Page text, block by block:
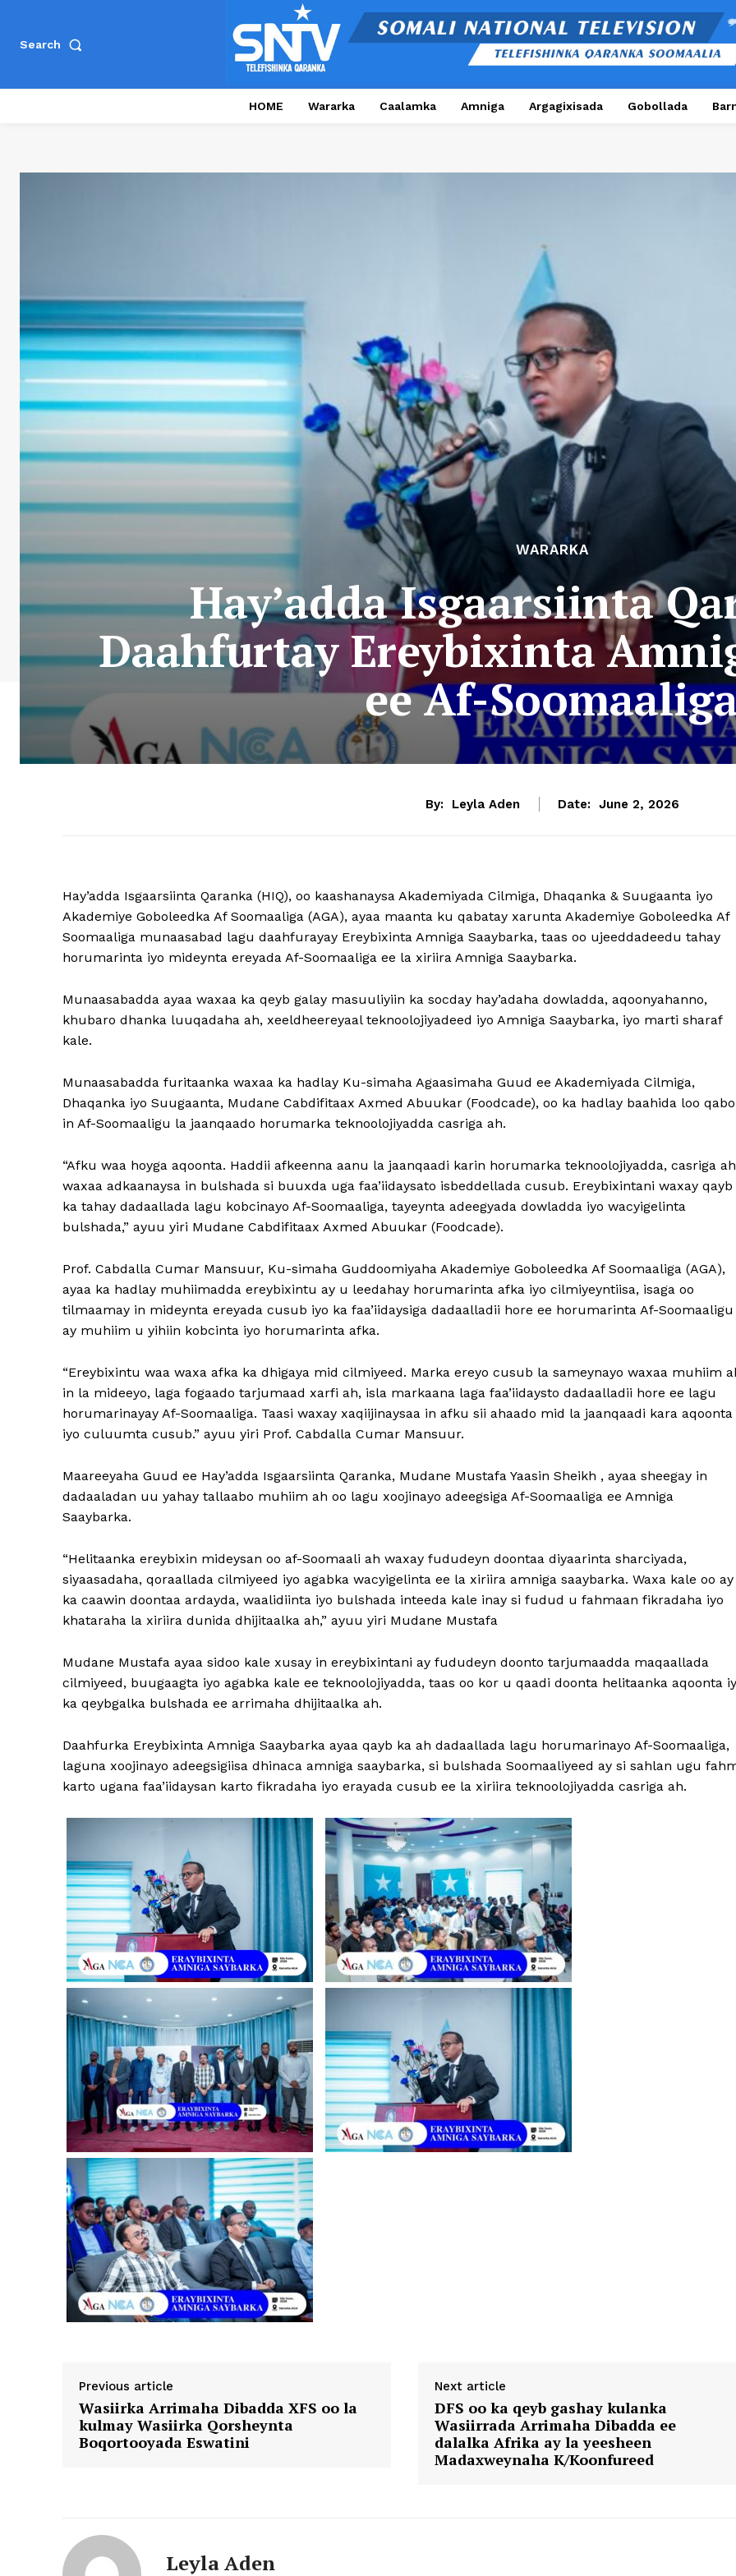
Search
HOME Wararka Caalamka Amniga Argagixisada Gobollada
WARARKA
Hay’adda Isgaarsiinta
Daahfurtay Ereybixinta
ee Af-
By: Leyla Aden Date: June 2, 2026
Hay’adda Isgaarsiinta Qaranka (HIQ), oo kaashanaysa Akademiyada Cilmiga, Dhaqanka & Suugaanta iyo
Akademiye Goboleedka Af Soomaaliga (AGA), ayaa maanta ku qabatay xarunta Akademiye Goboleedka Af
Soomaaliga munaasabad lagu daahfurayay Ereybixinta Amniga Saaybarka, taas oo ujeeddadeedu tahay
horumarinta iyo mideynta ereyada Af-Soomaaliga ee la xiriira Amniga Saaybarka.
Munaasabadda ayaa waxaa ka qeyb galay masuuliyiin ka socday hay’adaha dowladda, aqoonyahanno,
khubaro dhanka luuqadaha ah, xeeldheereyaal teknoolojiyadeed iyo Amniga Saaybarka, iyo marti sharaf
kale.
Munaasabadda furitaanka waxaa ka hadlay Ku-simaha Agaasimaha Guud ee Akademiyada Cilmiga,
Dhaqanka iyo Suugaanta, Mudane Cabdifitaax Axmed Abuukar (Foodcade), oo ka hadlay baahida loo qabo
in Af-Soomaaligu la jaanqaado horumarka teknoolojiyadda casriga ah.
“Afku waa hoyga aqoonta. Haddii afkeenna aanu la jaanqaadi karin horumarka teknoolojiyadda, casriga ah
waxaa adkaanaysa in bulshada si buuxda uga faa’iidaysato isbeddellada cusub. Ereybixintani waxay qayb
ka tahay dadaallada lagu kobcinayo Af-Soomaaliga, tayeynta adeegyada dowladda iyo wacyigelinta
bulshada,” ayuu yiri Mudane Cabdifitaax Axmed Abuukar (Foodcade).
Prof. Cabdalla Cumar Mansuur, Ku-simaha Guddoomiyaha Akademiye Goboleedka Af Soomaaliga (AGA),
ayaa ka hadlay muhiimadda ereybixintu ay u leedahay horumarinta afka iyo cilmiyeyntiisa, isaga oo
tilmaamay in mideynta ereyada cusub iyo ka faa’iidaysiga dadaalladii hore ee horumarinta Af-Soomaaligu
ay muhiim u yihiin kobcinta iyo horumarinta afka.
“Ereybixintu waa waxa afka ka dhigaya mid cilmiyeed. Marka ereyo cusub la sameynayo waxaa muhiim
in la mideeyo, laga fogaado tarjumaad xarfi ah, isla markaana laga faa’iidaysto dadaalladii hore ee lagu
horumarinayay Af-Soomaaliga. Taasi waxay xaqiijinaysaa in afku sii ahaado mid la jaanqaadi kara aqoonta
iyo culuumta cusub.” ayuu yiri Prof. Cabdalla Cumar Mansuur.
Maareeyaha Guud ee Hay’adda Isgaarsiinta Qaranka, Mudane Mustafa Yaasin Sheikh , ayaa sheegay in
dadaaladan uu yahay tallaabo muhiim ah oo lagu xoojinayo adeegsiga Af-Soomaaliga ee Amniga
Saaybarka.
“Helitaanka ereybixin mideysan oo af-Soomaali ah waxay fududeyn doontaa diyaarinta sharciyada,
siyaasadaha, qoraallada cilmiyeed iyo agabka wacyigelinta ee la xiriira amniga saaybarka. Waxa kale oo ay
ka caawin doontaa ardayda, waalidiinta iyo bulshada inteeda kale inay si fudud u fahmaan fikradaha iyo
khataraha la xiriira dunida dhijitaalka ah,” ayuu yiri Mudane Mustafa
Mudane Mustafa ayaa sidoo kale xusay in ereybixintani ay fududeyn doonto tarjumaadda maqaallada
cilmiyeed, buugaagta iyo agabka kale ee teknoolojiyadda, taas oo kor u qaadi doonta helitaanka aqoonta
ka qeybgalka bulshada ee arrimaha dhijitaalka ah.
Daahfurka Ereybixinta Amniga Saaybarka ayaa qayb ka ah dadaallada lagu horumarinayo Af-Soomaaliga,
laguna xoojinayo adeegsigiisa dhinaca amniga saaybarka, si bulshada Soomaaliyeed ay si sahlan ugu
karto ugana faa’iidaysan karto fikradaha iyo erayada cusub ee la xiriira teknoolojiyadda casriga ah.
Previous article
Wasiirka Arrimaha Dibadda XFS oo la
kulmay Wasiirka Qorsheynta
Boqortooyada Eswatini
Next article
DFS oo ka qeyb gashay kulanka
Wasiirrada Arrimaha Dibadda ee
dalalka Afrika ay la yeesheen
Madaxweynaha K/Koonfureed
Leyla Aden